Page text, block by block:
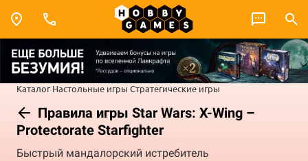
Каталог Настольные игры Стратегические игры
Правила игры Star Wars: X-Wing –
Protectorate Starfighter
Быстрый мандалорский истребитель